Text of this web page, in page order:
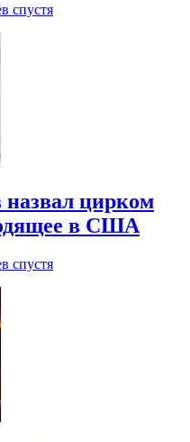
спустя
цирком
в США
спустя